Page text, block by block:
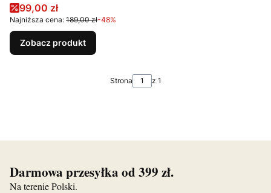
Cena promocyjna
99,00 zł
Najniższa cena: 189,00 zł-48%
Zobacz produkt
Strona z 1
Darmowa przesyłka od 399 zł.
Na terenie Polski.